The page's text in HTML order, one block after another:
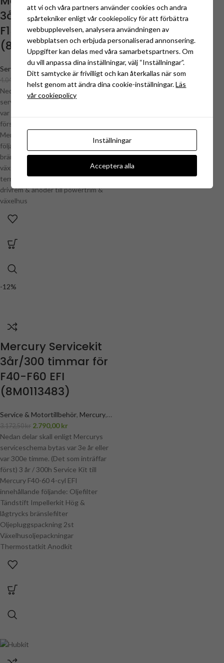
3år/300 timmar för
F150 EFI 3.0L
(8M0094233)
Service & Motortillbehör
Mercury F150 EFI 3.0L servicedelar
Mercury servicekits
4.043,75 kr 3.595,00
Nedan delar skall enligt Mercurys
serviceschema bytas var 3e år eller
var 300e timme. (Det som inträffar
först) 3 år / 300h Service Kit till
Mercury F150 EFI 3.0L innehållande
följande: Oljefilter, hög & lågtrycks
bränslefilter, oljepluggspackning,
växelhuspackning, tändstift,
termostatsats, impellersats,
drivrem & anoder till powertrim &
växelhus
-12%
Mercury Servicekit
3år/300 timmar för
F40-F60 EFI
(8M0113483)
Service & Motortillbehör, Mercury,
Mercury F40, F50 & F60 4-cyl
servicedelar Mercury servicekits
3.172,50kr 2.790,00kr
Nedan delar skall enligt Mercurys
serviceschema bytas var 3e år eller
var 300e timme. (Det som inträffar
först) 3 år / 300h Service Kit till
Mercury F40-60 4-cyl EFI
innehållande följande: Oljefilter
Tändstift Impellerkit Hög &
lågtrycks bränslefilter
Oljepluggspackning 2st
Växelhusoljepackningar
Thermostatkit Anodkit
att vi och våra partners använder cookies och andra
spårtekniker enligt vår cookiepolicy för att förbättra
webbupplevelsen, analysera användningen av
webbplatsen och erbjuda personaliserad annonsering.
Uppgifter kan delas med våra samarbetspartners. Om
du vill anpassa dina inställningar, välj “Inställningar”.
Ditt samtycke är frivilligt och kan återkallas när som
helst genom att ändra dina cookie-inställningar.Läs
vår cookiepolicy
Inställningar
Acceptera alla